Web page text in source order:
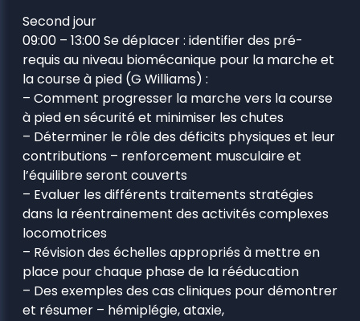
Second jour
09:00 – 13:00 Se déplacer : identifier des pré-
requis au niveau biomécanique pour la marche et
la course à pied (G Williams) :
– Comment progresser la marche vers la course
à pied en sécurité et minimiser les chutes
– Déterminer le rôle des déficits physiques et leur
contributions – renforcement musculaire et
l’équilibre seront couverts
– Evaluer les différents traitements stratégies
dans la réentrainement des activités complexes
locomotrices
– Révision des échelles appropriés à mettre en
place pour chaque phase de la rééducation
– Des exemples des cas cliniques pour démontrer
et résumer – hémiplégie, ataxie,